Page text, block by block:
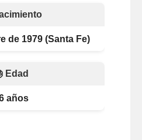
de 1979 (Santa Fe)
Edad
años